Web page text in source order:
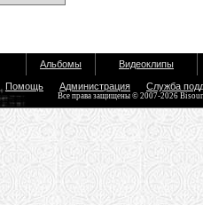
Альбомы Видеоклипы
Помощь Администрация Служба
Все права защищены © 2007-2026